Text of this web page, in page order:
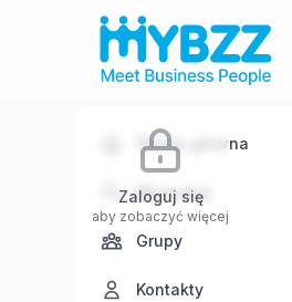
Zaloguj się
aby zobaczyć więcej
Strona główna
Wyszukaj
Grupy
Kontakty